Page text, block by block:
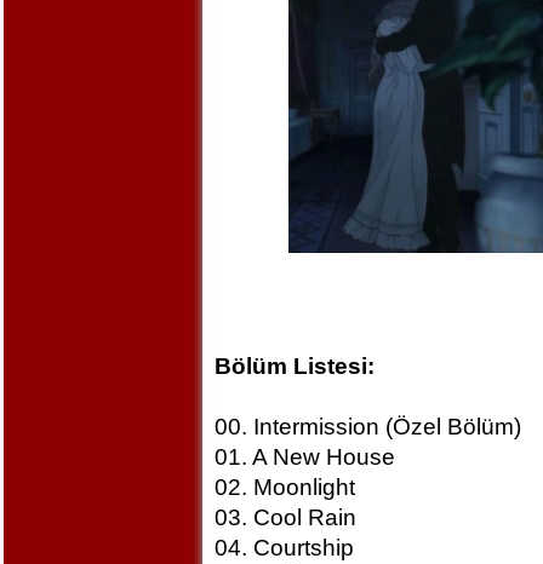
Bölüm Listesi:
00. Intermission (Özel Bölüm)
01. A New House
02. Moonlight
03. Cool Rain
04. Courtship